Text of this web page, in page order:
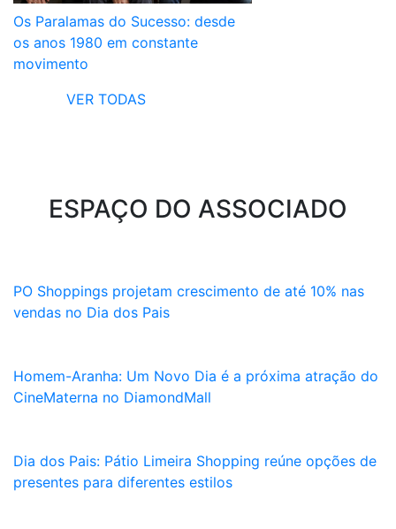
Os Paralamas do Sucesso: desde
os anos 1980 em constante
movimento
VER TODAS
ESPAÇO DO ASSOCIADO
PO Shoppings projetam crescimento de até 10% nas
vendas no Dia dos Pais
Homem-Aranha: Um Novo Dia é a próxima atração do
CineMaterna no DiamondMall
Dia dos Pais: Pátio Limeira Shopping reúne opções de
presentes para diferentes estilos